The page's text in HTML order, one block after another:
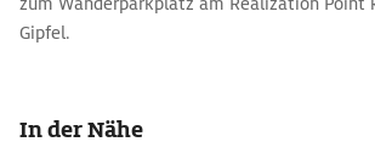
Gipfel.
In der Nähe